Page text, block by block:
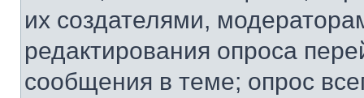
их создателями,
редактирования опроса
сообщения в теме; опрос